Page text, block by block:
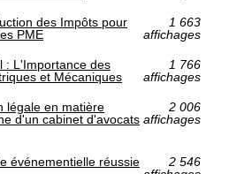
des Impôts pour
PME
1 663
affichages
: L'Importance des
et Mécaniques
1 766
affichages
légale en matière
d'un cabinet d'avocats
2 006
affichages
événementielle réussie
2 546